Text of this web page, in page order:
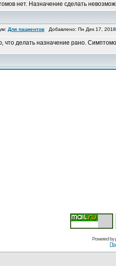
нет. Назначение сделать
Для пациентов Добавлено: Пн Дек 17,
что делать назначение рано.
Powered by